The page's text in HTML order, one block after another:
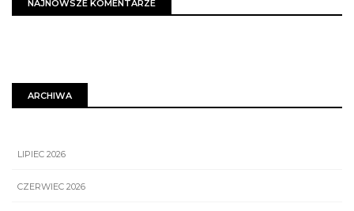
NAJNOWSZE KOMENTARZE
ARCHIWA
LIPIEC 2026
CZERWIEC 2026